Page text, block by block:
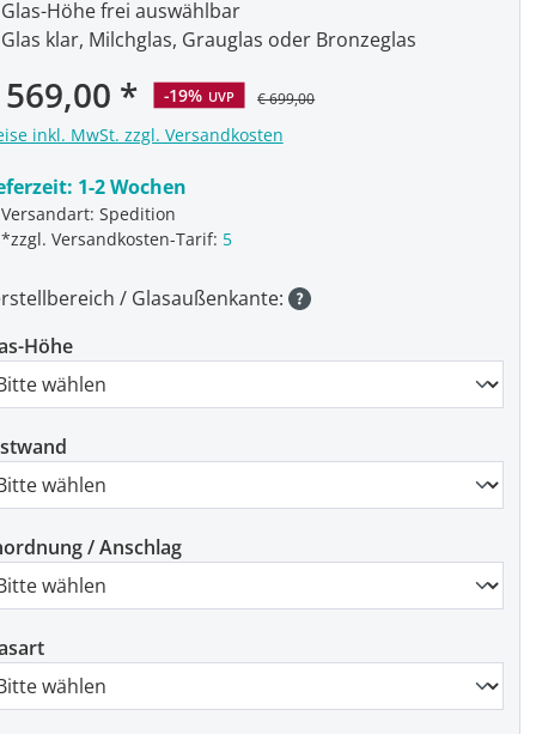
-19% UVP € 699,00
inkl. MwSt. zzgl. Versandkosten
1-2 Wochen
Versandart: Spedition
*zzgl. Versandkosten-Tarif: 5
Glas-Höhe frei auswählbar
Glas klar, Milchglas, Grauglas oder Bronzeglas
/ Glasaußenkante:
Höhe
/ Anschlag